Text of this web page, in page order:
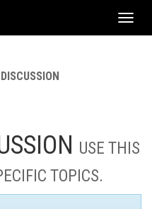
USE THIS
TOPICS.